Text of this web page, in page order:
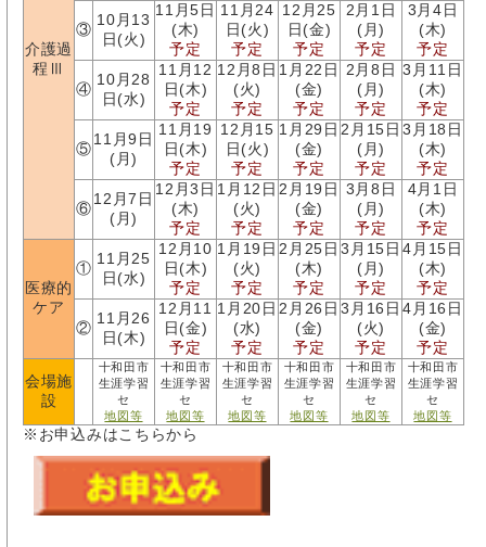
介護過
程Ⅲ
③
10月13
日(火)
11月5日
(木)
予定
11月24
日(火)
予定
12月25
日(金)
予定
2月1日
(月)
予定
3月4日
(木)
予定
④
10月28
日(水)
11月12
日(木)
予定
12月8日
(火)
予定
1月22日
(金)
予定
2月8日
(月)
予定
3月11日
(木)
予定
⑤
11月9日
(月)
11月19
日(木)
予定
12月15
日(火)
予定
1月29日
(金)
予定
2月15日
(月)
予定
3月18日
(木)
予定
⑥
12月7日
(月)
12月3日
(木)
予定
1月12日
(火)
予定
2月19日
(金)
予定
3月8日
(月)
予定
4月1日
(木)
予定
医療的
ケア
①
11月25
日(水)
12月10
日(木)
予定
1月19日
(火)
予定
2月25日
(木)
予定
3月15日
(月)
予定
4月15日
(木)
予定
②
11月26
日(木)
12月11
日(金)
予定
1月20日
(水)
予定
2月26日
(金)
予定
3月16日
(火)
予定
4月16日
(金)
予定
会場施
設
十和田市
生涯学習
セ
地図等
十和田市
生涯学習
セ
地図等
十和田市
生涯学習
セ
地図等
十和田市
生涯学習
セ
地図等
十和田市
生涯学習
セ
地図等
十和田市
生涯学習
セ
地図等
※お申込みはこちらから